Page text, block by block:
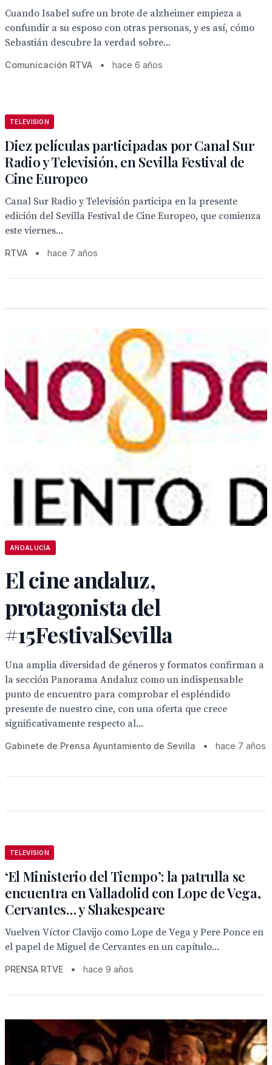
Cuando Isabel sufre un brote de alzheimer empieza a
confundir a su esposo con otras personas, y es así, cómo
Sebastián descubre la verdad sobre...
Comunicación RTVA • hace 6 años
TELEVISION
Diez películas participadas por Canal Sur
Radio y Televisión, en Sevilla Festival de
Cine Europeo
Canal Sur Radio y Televisión participa en la presente
edición del Sevilla Festival de Cine Europeo, que comienza
este viernes...
RTVA • hace 7 años
ANDALUCÍA
El cine andaluz,
protagonista del
#15FestivalSevilla
Una amplia diversidad de géneros y formatos confirman a
la sección Panorama Andaluz como un indispensable
punto de encuentro para comprobar el espléndido
presente de nuestro cine, con una oferta que crece
significativamente respecto al...
Gabinete de Prensa Ayuntamiento de Sevilla • hace 7 años
TELEVISION
‘El Ministerio del Tiempo’: la patrulla se
encuentra en Valladolid con Lope de Vega,
Cervantes… y Shakespeare
Vuelven Víctor Clavijo como Lope de Vega y Pere Ponce en
el papel de Miguel de Cervantes en un capítulo...
PRENSA RTVE • hace 9 años